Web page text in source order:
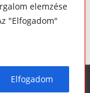
elemzése
"Elfogadom"
Elfogadom